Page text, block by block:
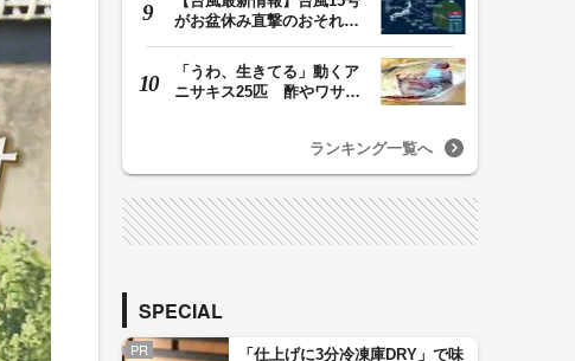
がお盆休み直撃のおそれ
「うわ、生きてる」動くア
ニサキス25匹 酢やワサビ
ランキング一覧へ
SPECIAL
PR
「仕上げに3分冷凍庫DRY」で味